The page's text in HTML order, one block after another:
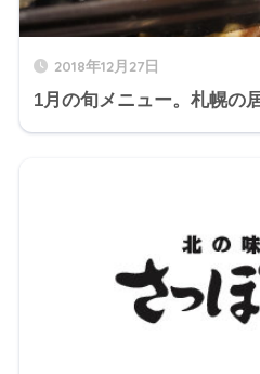
2018年12月27日
1月の旬メニュー。札幌の